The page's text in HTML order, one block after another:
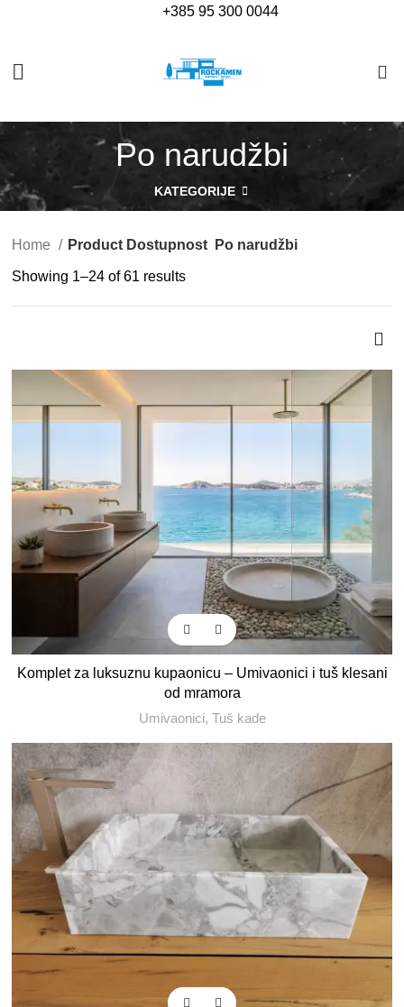
+385 95 300 0044
Po narudžbi
KATEGORIJE
Home Product Dostupnost Po narudžbi
Showing 1–24 of 61 results
Komplet za luksuznu kupaonicu – Umivaonici i tuš klesani
od mramora
Umivaonici, Tuš kade